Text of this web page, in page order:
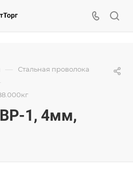
— Стальная проволока
1, 4мм,